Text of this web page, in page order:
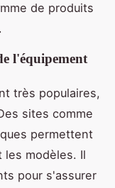
de produits
l'équipement
très populaires,
sites comme
permettent
les modèles. Il
pour s'assurer